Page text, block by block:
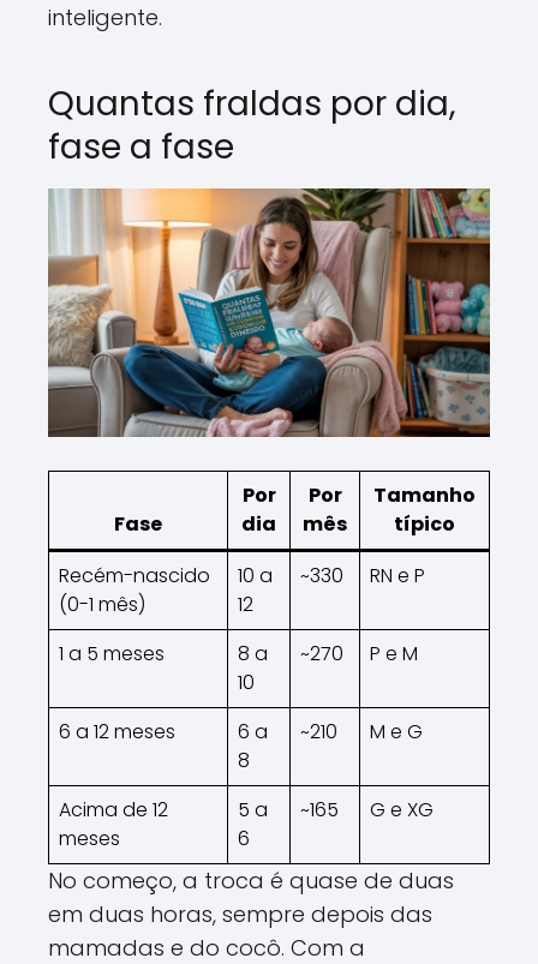
inteligente.
Quantas fraldas por dia,
fase a fase
Fase
Por
dia
Por
mês
Tamanho
típico
Recém-nascido
(0-1 mês)
10 a
12
~330 RN e P
1 a 5 meses
8 a
10
~270 P e M
6 a 12 meses
6 a
8
~210 M e G
Acima de 12
meses
5 a
6
~165 G e XG
No começo, a troca é quase de duas
em duas horas, sempre depois das
mamadas e do cocô. Com a